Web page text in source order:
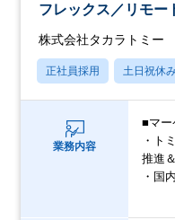
フレックス／リモー
株式会社タカラトミー
正社員採用 土日祝休
業務内容
■マー
・ト
推進
・国